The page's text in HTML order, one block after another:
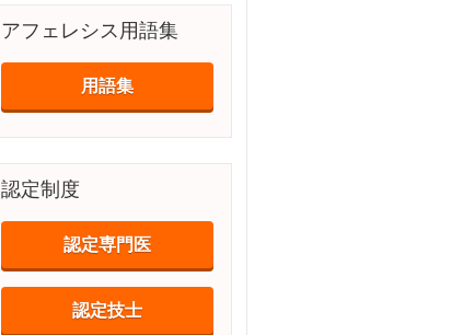
アフェレシス用語集
用語集
認定制度
認定専門医
認定技士